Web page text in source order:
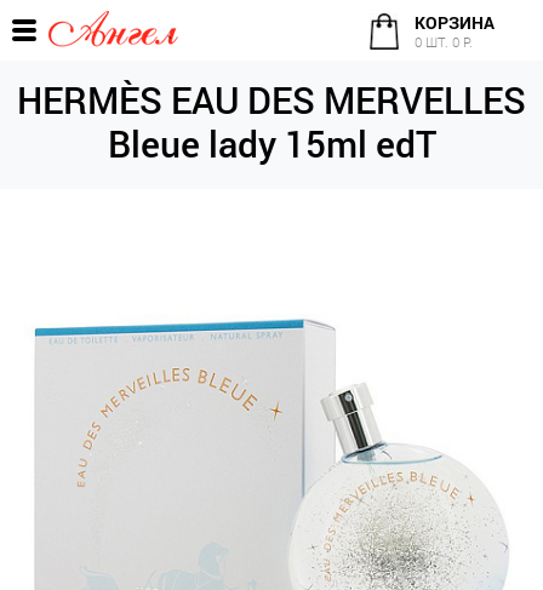
КОРЗИНА
0 ШТ. 0 Р.
HERMÈS EAU DES MERVELLES
Bleue lady 15ml edT